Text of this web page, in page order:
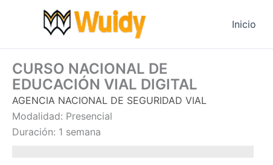
Inicio
CURSO NACIONAL DE
EDUCACIÓN VIAL DIGITAL
AGENCIA NACIONAL DE SEGURIDAD VIAL
Modalidad: Presencial
Duración: 1 semana